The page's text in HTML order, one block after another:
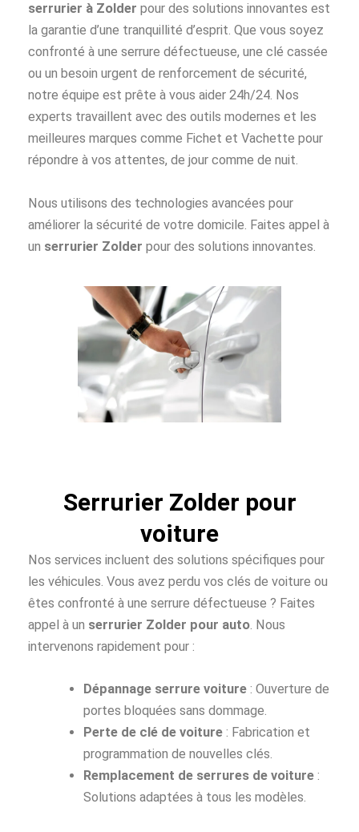
serrurier à Zolder pour des solutions innovantes est
la garantie d’une tranquillité d’esprit. Que vous soyez
confronté à une serrure défectueuse, une clé cassée
ou un besoin urgent de renforcement de sécurité,
notre équipe est prête à vous aider 24h/24. Nos
experts travaillent avec des outils modernes et les
meilleures marques comme Fichet et Vachette pour
répondre à vos attentes, de jour comme de nuit.
Nous utilisons des technologies avancées pour
améliorer la sécurité de votre domicile. Faites appel à
un serrurier Zolder pour des solutions innovantes.
Serrurier Zolder pour
voiture
Nos services incluent des solutions spécifiques pour
les véhicules. Vous avez perdu vos clés de voiture ou
êtes confronté à une serrure défectueuse ? Faites
appel à un serrurier Zolder pour auto . Nous
intervenons rapidement pour :
Dépannage serrure voiture : Ouverture de
portes bloquées sans dommage.
Perte de clé de voiture : Fabrication et
programmation de nouvelles clés.
Remplacement de serrures de voiture :
Solutions adaptées à tous les modèles.